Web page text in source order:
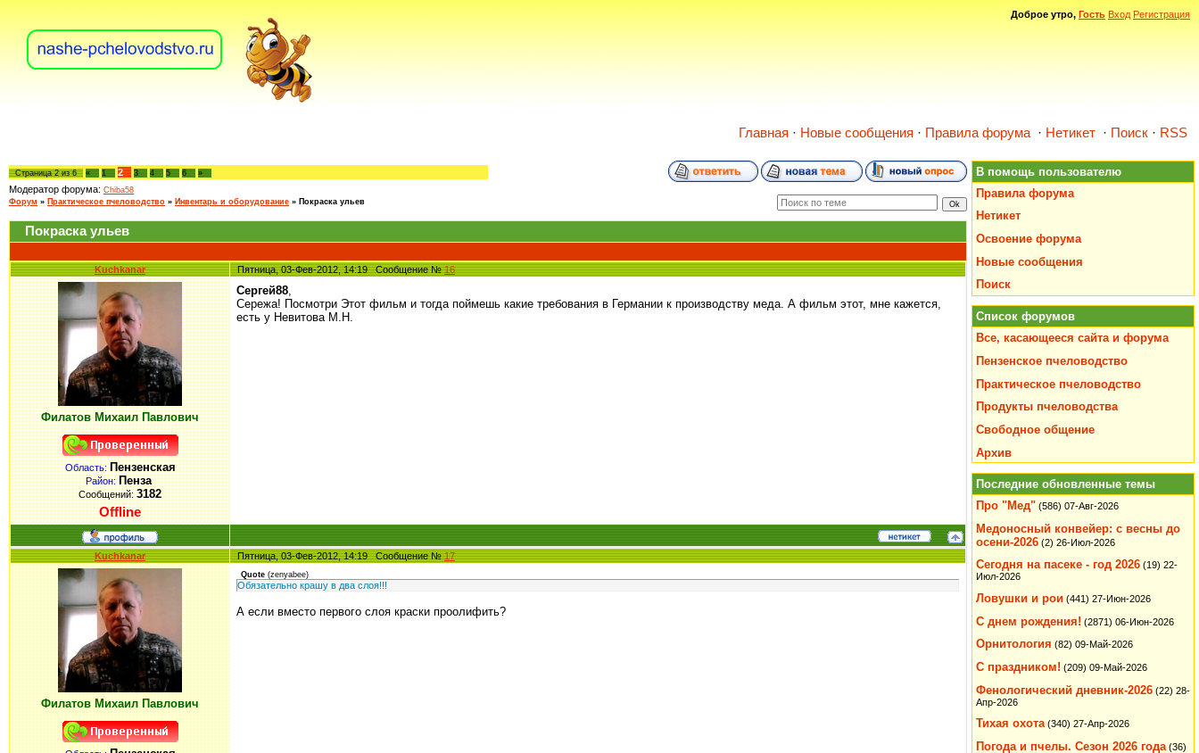
Доброе утро, Гость Вход Регистрация
Главная · Новые сообщения · Правила форума · Нетикет · Поиск · RSS
Страница2из6 « 1 2 3 4 5 6 »
Модератор форума: Chiba58
Форум » Практическое пчеловодство » Инвентарь и оборудование » Покраска ульев
Покраска ульев
Kuchkanar Пятница, 03-Фев-2012, 14:19 Сообщение № 16
Филатов Михаил Павлович
Область:Пензенская
Район: Пенза
Сообщений:3182
Offline
Сергей88,
Сережа! Посмотри Этот фильм и тогда поймешь какие требования в Германии к производству меда. А фильм этот, мне кажется,
есть у Невитова М.Н.
Kuchkanar Пятница, 03-Фев-2012, 14:19 Сообщение № 17
Филатов Михаил Павлович
Quote (zenyabee)
Обязательно крашу в два слоя!!!
А если вместо первого слоя краски проолифить?
В помощь пользователю
Правила форума
Нетикет
Освоение форума
Новые сообщения
Поиск
Список форумов
Все, касающееся сайта и форума
Пензенское пчеловодство
Практическое пчеловодство
Продукты пчеловодства
Свободное общение
Архив
Последние обновленные темы
Про "Мед" (586) 07-Авг-2026
Медоносный конвейер: с весны до
осени-2026 (2) 26-Июл-2026
Сегодня на пасеке - год 2026 (19) 22-
Июл-2026
Ловушки и рои (441) 27-Июн-2026
С днем рождения! (2871) 06-Июн-2026
Орнитология (82) 09-Май-2026
С праздником! (209) 09-Май-2026
Фенологический дневник-2026 (22) 28-
Апр-2026
Тихая охота (340) 27-Апр-2026
Погода и пчелы. Сезон 2026 года (36)